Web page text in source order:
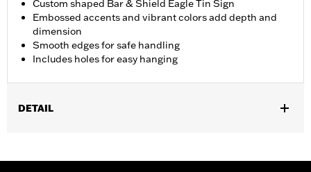
Custom shaped Bar & Shield Eagle Tin Sign
Embossed accents and vibrant colors add depth and
dimension
Smooth edges for safe handling
Includes holes for easy hanging
DETAIL
Dimension Description:20" H x 15.5" W